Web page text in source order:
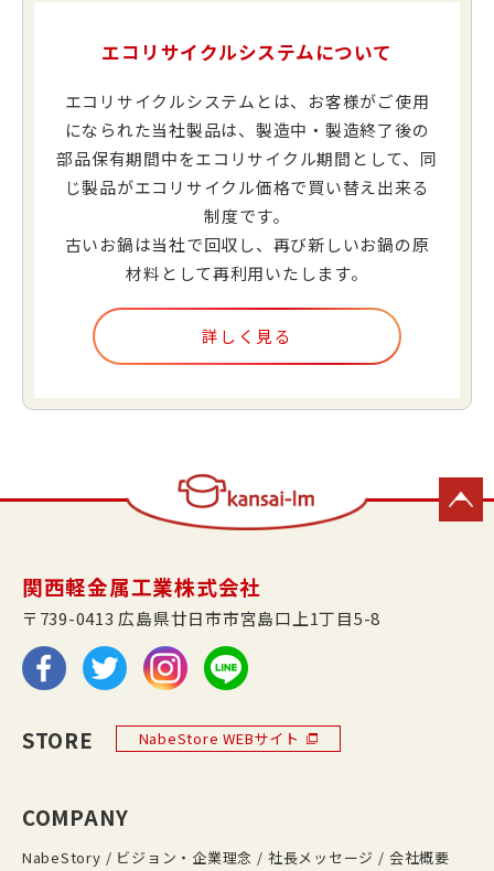
エコリサイクルシステムについて
エコリサイクルシステムとは、お客様がご使用
になられた当社製品は、製造中・製造終了後の
部品保有期間中をエコリサイクル期間として、同
じ製品がエコリサイクル価格で買い替え出来る
制度です。
古いお鍋は当社で回収し、再び新しいお鍋の原
材料として再利用いたします。
詳しく見る
関西軽金属工業株式会社
〒739-0413 広島県廿日市市宮島口上1丁目5-8
STORE NabeStore WEBサイト
COMPANY
NabeStory ビジョン・企業理念 社長メッセージ 会社概要